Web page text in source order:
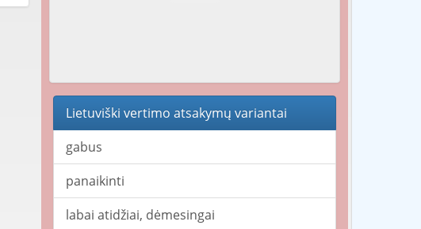
Lietuviški vertimo atsakymų variantai
gabus
panaikinti
labai atidžiai, dėmesingai